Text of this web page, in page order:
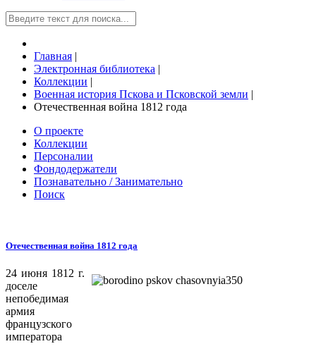
Главная |
Электронная библиотека |
Коллекции |
Военная история Пскова и Псковской земли |
Отечественная война 1812 года
О проекте
Коллекции
Персоналии
Фондодержатели
Познавательно / Занимательно
Поиск
Отечественная война 1812 года
24 июня 1812 г.
доселе
непобедимая
армия
французского
императора